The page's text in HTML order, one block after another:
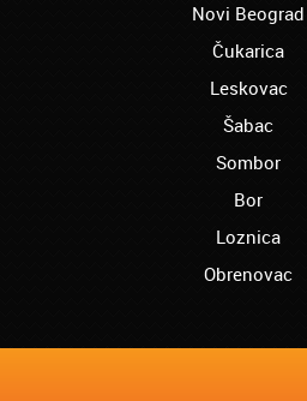
Novi Beograd
Čukarica
Leskovac
Šabac
Sombor
Bor
Loznica
Obrenovac